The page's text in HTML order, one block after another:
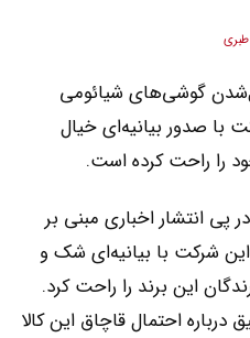
طبری
گوشی‌های شیائومی
با صدور بیانیه‌ای خیال
را راحت کرده است.
پی انتشار اخباری مبنی بر
شرکت با بیانیه‌ای شک و
این برند را راحت کرد.
احتمال قاچاق این کالا